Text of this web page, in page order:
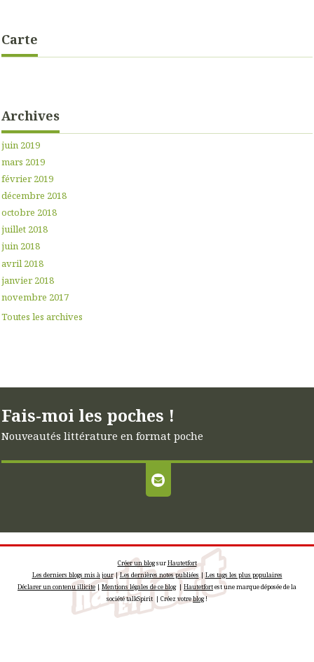
Carte
Archives
juin 2019
mars 2019
février 2019
décembre 2018
octobre 2018
juillet 2018
juin 2018
avril 2018
janvier 2018
novembre 2017
Toutes les archives
Fais-moi les poches !
Nouveautés littérature en format poche
Créer un blogsurHautetfort
Les derniers blogs mis à jour|Les dernières notes publiées |Les tags les plus populaires
Déclarer un contenu illicite|Mentions légales de ce blog| Hautetfortest une marque déposée de la
société talkSpirit | Créez votreblog!